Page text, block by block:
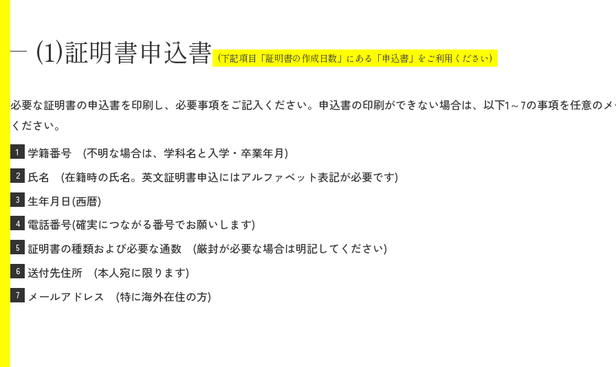
(1)証明書申込書 (下記項目「証明書の作成日数」にある「申込書」をご利用ください)
必要な証明書の申込書を印刷し、必要事項をご記入ください。申込書の印刷ができない場合は、以下1～7の事項を任意の
ください。
学籍番号 (不明な場合は、学科名と入学・卒業年月)
氏名 (在籍時の氏名。英文証明書申込にはアルファベット表記が必要です)
生年月日(西暦)
電話番号(確実につながる番号でお願いします)
証明書の種類および必要な通数 (厳封が必要な場合は明記してください)
送付先住所 (本人宛に限ります)
メールアドレス (特に海外在住の方)